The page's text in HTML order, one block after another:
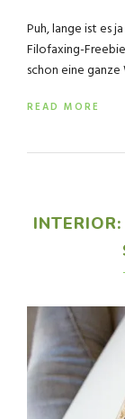
Puh, lange ist es
Filofaxing-
schon eine
READ MORE